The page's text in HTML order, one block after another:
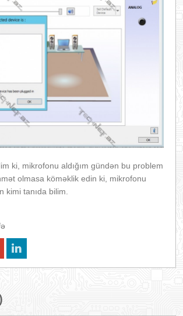
ki, mikrofonu aldığım gündən bu problem
olmasa köməklik edin ki, mikrofonu
kimi tanıda bilim.